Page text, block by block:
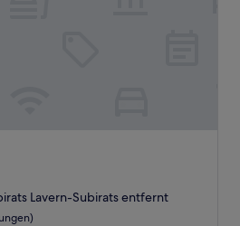
Lavern-Subirats entfernt